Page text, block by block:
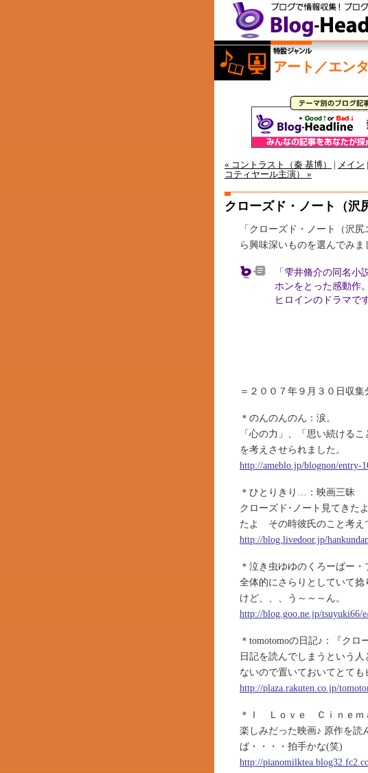
アート／エン
« コントラスト（秦 基博） メイン
コティヤール主演） »
クローズド・ノート（沢
「クローズド・ノート（沢
ら興味深いものを選んでみま
「雫井脩介の同名
ホンをとった感動作
ヒロインのドラマです
＝２００７年９月３０日収集
＊のんのんのん：涙。
「心の力」、「思い続ける
を考えさせられました。
http://ameblo.jp/blognon/entry-
＊ひとりきり…：映画三昧
クローズド･ノート見てき
たよ その時彼氏のこと考え
http://blog.livedoor.jp/
＊泣き虫ゆゆのくろーばー
全体的にさらりとしていて
けど、、、う～～～ん。
http://blog.goo.ne.jp/tsuyuki66/
＊tomotomoの日記♪：『クロ
日記を読んでしまうという
ないので置いておいてとても
http://plaza.rakuten.co.jp/
＊Ｉ Ｌｏｖｅ Ｃｉｎｅｍ
楽しみだった映画♪ 原作を読
ば・・・・拍手かな(笑)
http://